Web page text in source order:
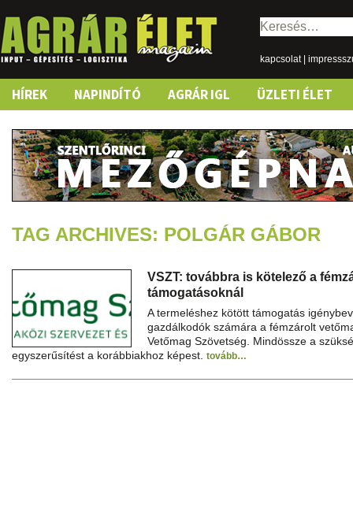
Keresés:
kapcsolat|
Skip
content
HÍREK NAPINDÍTÓ AGRÁR IGL ÜZLETI ÉLET
TAG ARCHIVES: POLGÁR GÁBOR
VSZT: továbbra is kötelező a
támogatásoknál
A termeléshez kötött támogatás
gazdálkodók számára a fémzárolt
Vetőmag Szövetség. Mindössze a
egyszerűsítést a korábbiakhoz képest. tovább…